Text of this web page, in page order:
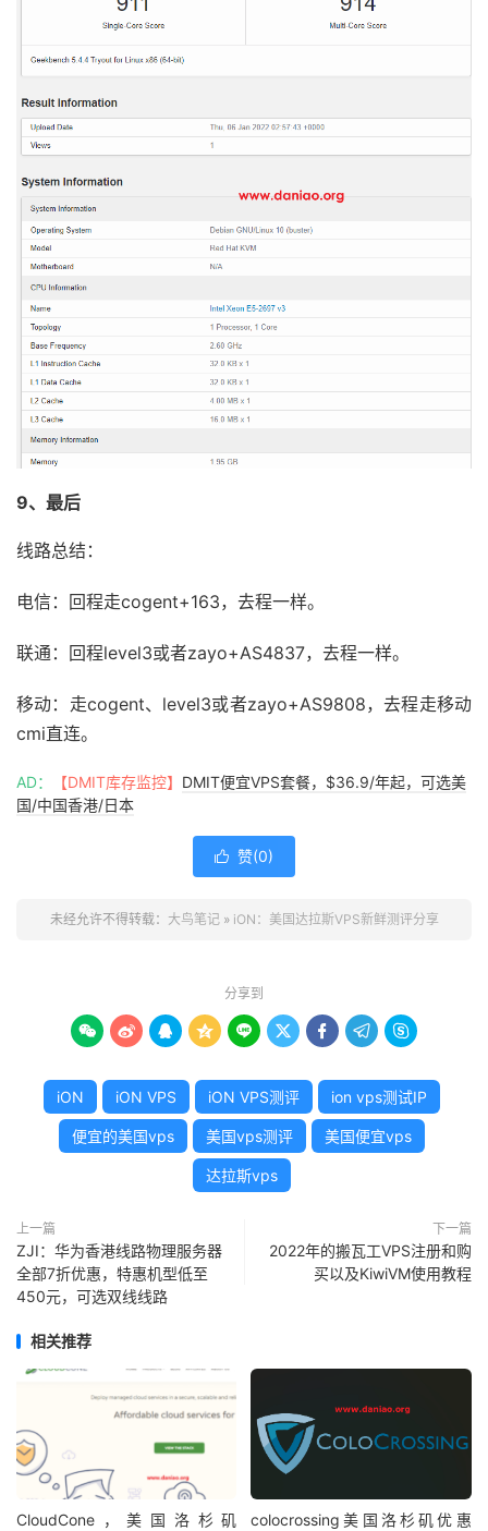
9、最后
线路总结：
电信：回程走cogent+163，去程一样。
联通：回程level3或者zayo+AS4837，去程一样。
移动：走cogent、level3或者zayo+AS9808，去程走移动
cmi直连。
AD： 【DMIT库存监控】 DMIT便宜VPS套餐，$36.9/年起，可选美
国/中国香港/日本
 赞(0)
未经允许不得转载： 大鸟笔记» iON：美国达拉斯VPS新鲜测评分享
分享到
        
iON iON VPS iON VPS测评 ion vps测试IP
便宜的美国vps 美国vps测评 美国便宜vps
达拉斯vps
上一篇
ZJI：华为香港线路物理服务器
全部7折优惠，特惠机型低至
450元，可选双线线路
下一篇
2022年的搬瓦工VPS注册和购
买以及KiwiVM使用教程
相关推荐
CloudCone，美国洛杉矶
colocrossing美国洛杉矶优惠